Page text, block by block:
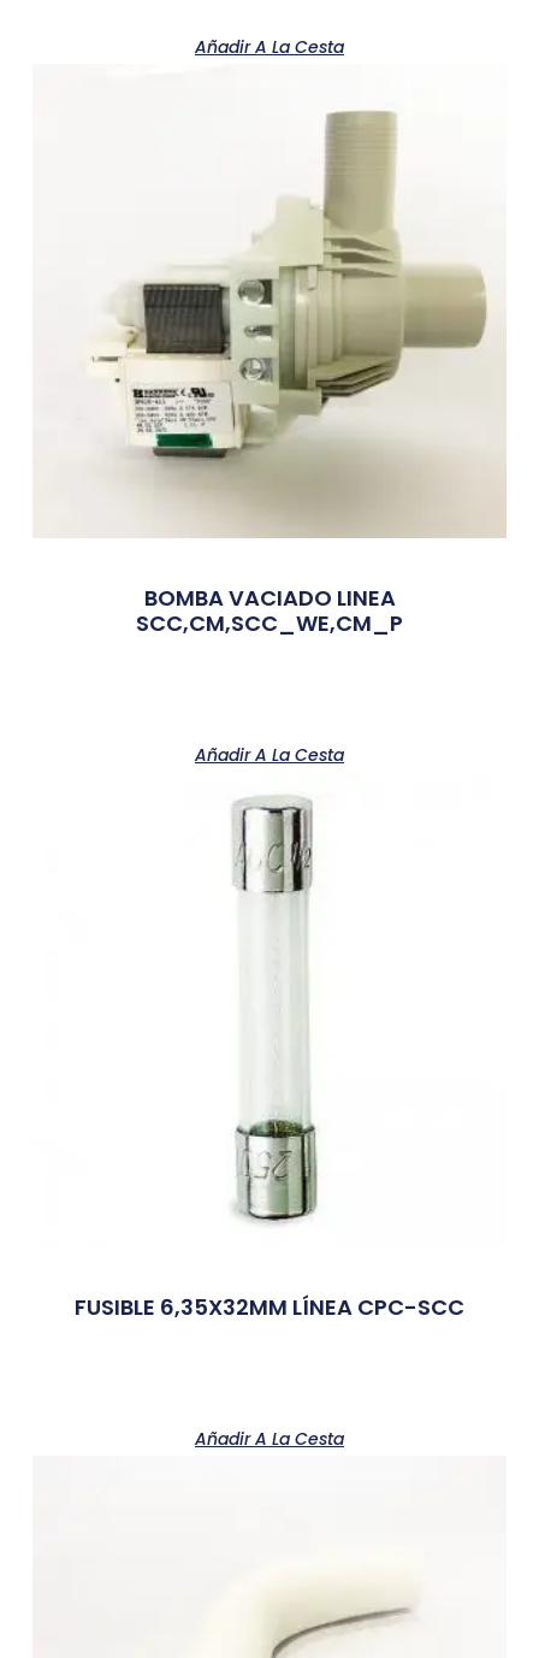
Añadir A La Cesta
BOMBA VACIADO LINEA
SCC,CM,SCC_WE,CM_P
Añadir A La Cesta
FUSIBLE 6,35X32MM LÍNEA CPC-SCC
Añadir A La Cesta